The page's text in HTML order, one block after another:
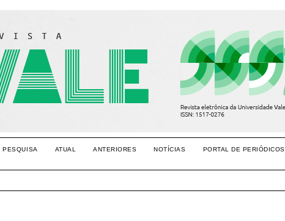
PESQUISA ATUAL ANTERIORES NOTÍCIAS
PORTAL DE PERIÓDICOS